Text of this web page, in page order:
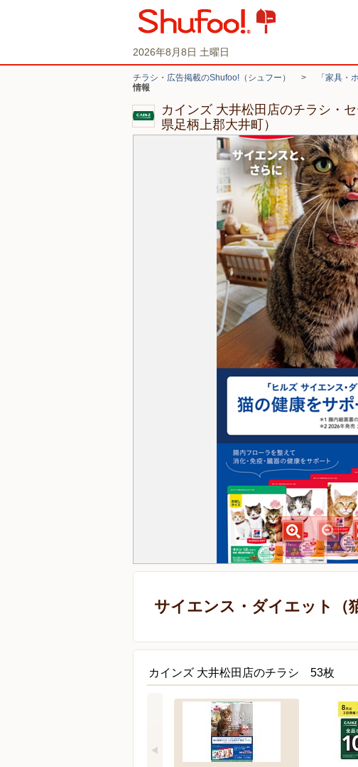
2026年8月8日 土曜日
チラシ・広告掲載のShufoo!（シュフー） > 「家具・
情報
カインズ 大井松田店のチラシ・
県足柄上郡大井町）
サイエンス・ダイエット（
カインズ 大井松田店のチラシ 53枚